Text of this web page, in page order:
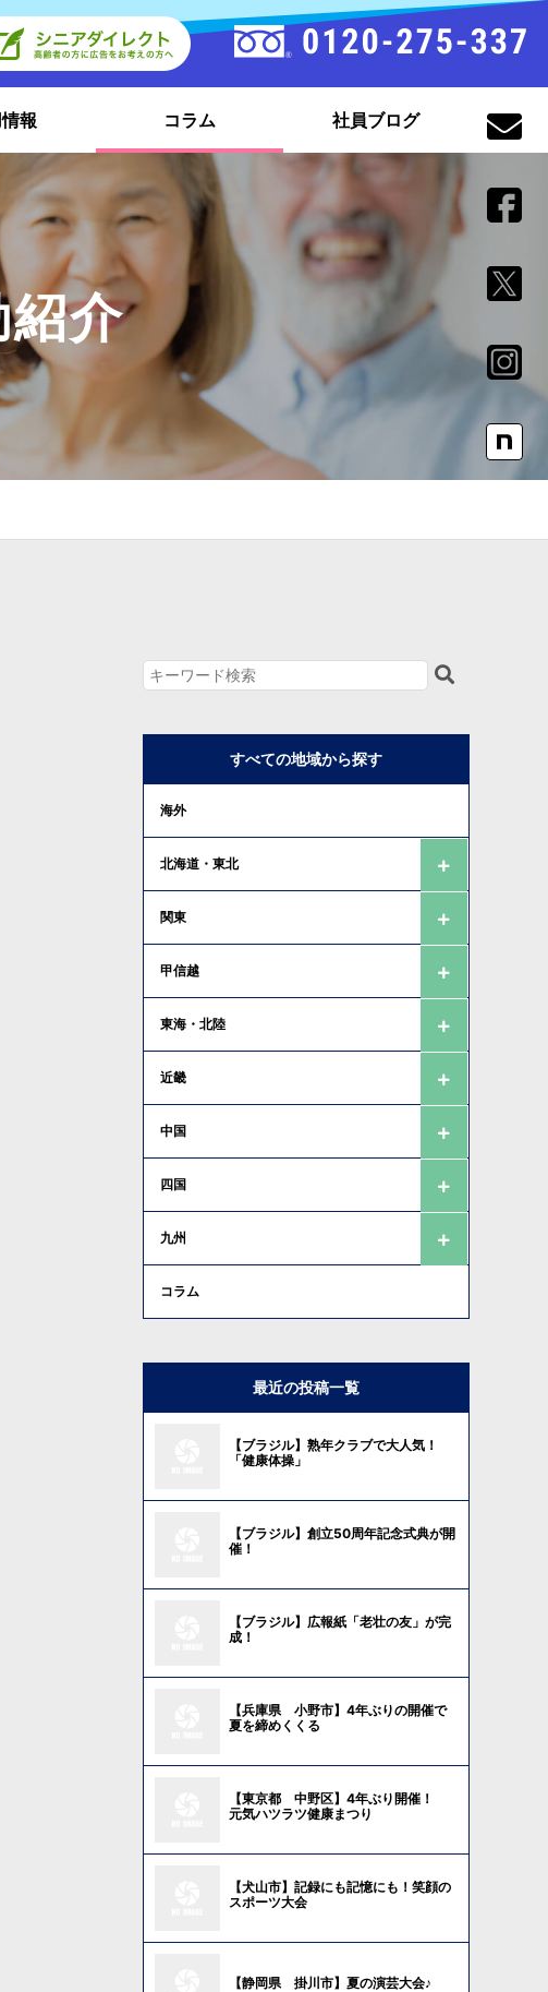
報 コラム 社員ブログ
介
すべての地域から探す
海外
北海道・東北
関東
甲信越
東海・北陸
近畿
中国
四国
九州
コラム
最近の投稿一覧
【ブラジル】熟年クラブで大人気！
「健康体操」
【ブラジル】創立50周年記念式典が開
催！
【ブラジル】広報紙「老壮の友」が完
成！
【兵庫県 小野市】4年ぶりの開催で
夏を締めくくる
【東京都 中野区】4年ぶり開催！
元気ハツラツ健康まつり
【犬山市】記録にも記憶にも！笑顔の
スポーツ大会
【静岡県 掛川市】夏の演芸大会♪